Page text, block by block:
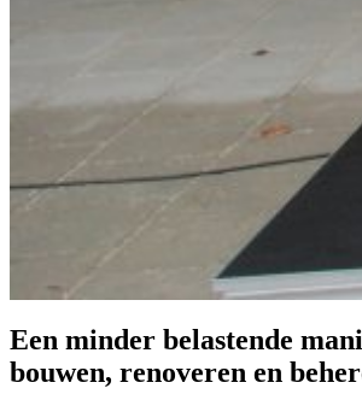
Een minder belastende
bouwen, renoveren en